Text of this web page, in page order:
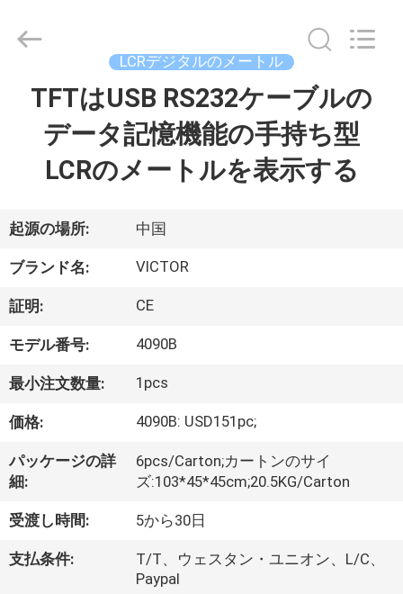
ダ
ク
ト
私
に
つ
い
て
2021
BEICHENG
ELECTRONICS
LCRデジタルのメートル
TFTはUSB RS232ケーブルの
データ記憶機能の手持ち型
LCRのメートルを表示する
起源の場所: 中国
ブランド名: VICTOR
証明: CE
モデル番号: 4090B
最小注文数量: 1pcs
価格: 4090B: USD151pc;
パッケージの詳
細:
6pcs/Carton;カートンのサイ
ズ:103*45*45cm;20.5KG/Carton
受渡し時間: 5から30日
支払条件:
T/T、ウェスタン・ユニオン、L/C、
Paypal